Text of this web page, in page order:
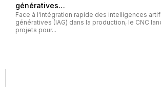
génératives…
Face à l'intégration rapide des intelligences
génératives (IAG) dans la production, le CNC
projets pour...